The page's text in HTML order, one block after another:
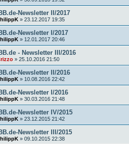
Newsletter II/2017
» 23.12.2017 19:35
Newsletter I/2017
» 12.01.2017 20:46
- Newsletter III/2016
» 25.10.2016 21:50
Newsletter II/2016
» 10.08.2016 22:42
Newsletter I/2016
» 30.03.2016 21:48
Newsletter IV/2015
» 23.12.2015 21:42
Newsletter III/2015
» 09.10.2015 22:38